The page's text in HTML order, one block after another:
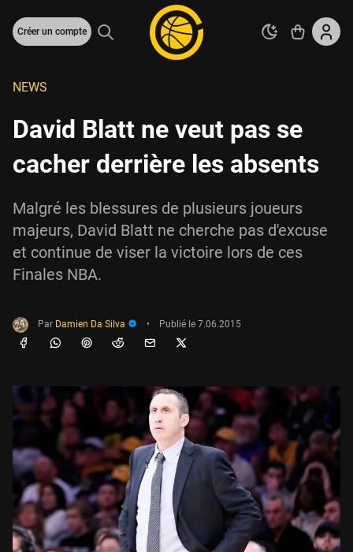
Créer un compte
NEWS
David Blatt ne veut pas se
cacher derrière les absents
Malgré les blessures de plusieurs joueurs
majeurs, David Blatt ne cherche pas d'excuse
et continue de viser la victoire lors de ces
Finales NBA.
Par Damien Da Silva • Publié le 7.06.2015